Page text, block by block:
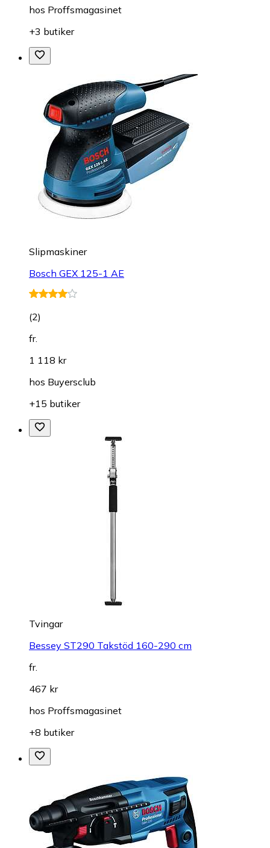
hos Proffsmagasinet
+3 butiker
Slipmaskiner
Bosch GEX 125-1 AE
(2)
fr.
1 118 kr
hos Buyersclub
+15 butiker
Tvingar
Bessey ST290 Takstöd 160-290 cm
fr.
467 kr
hos Proffsmagasinet
+8 butiker